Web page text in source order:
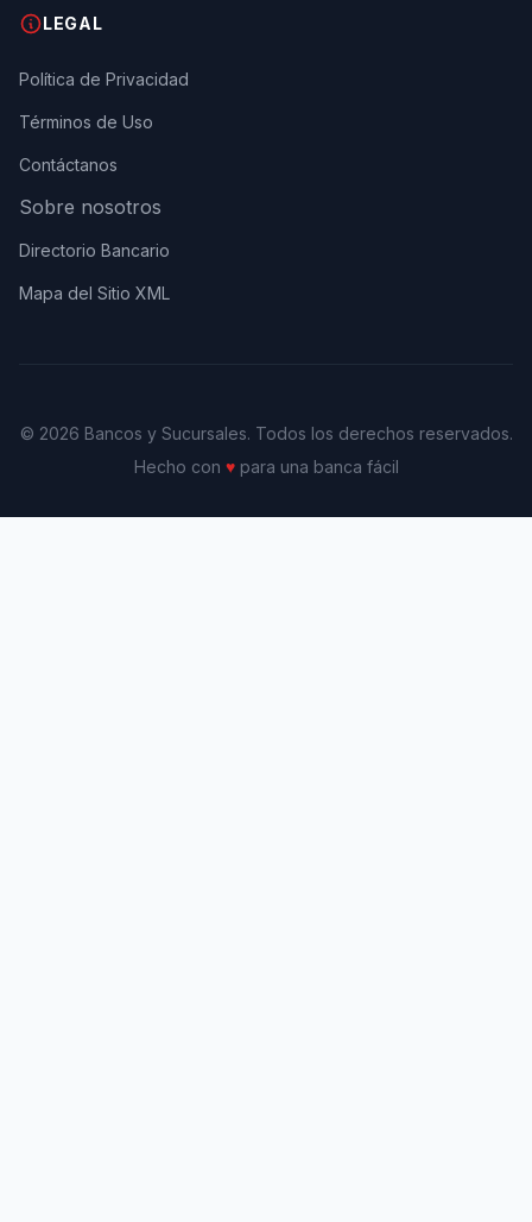
LEGAL
Política de Privacidad
Términos de Uso
Contáctanos
Sobre nosotros
Directorio Bancario
Mapa del Sitio XML
© 2026 Bancos y Sucursales. Todos los derechos reservados.
Hecho con ♥para una banca fácil